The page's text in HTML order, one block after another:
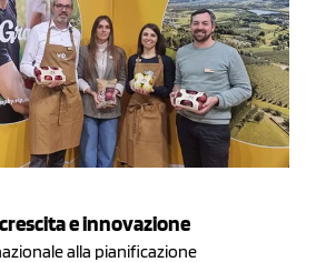
e innovazione
alla pianificazione